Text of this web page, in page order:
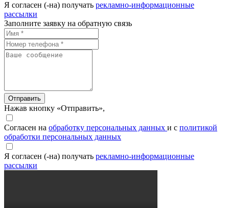
Я согласен (-на) получать рекламно-информационные
рассылки
Заполните заявку на обратную связь
Отправить
Нажав кнопку «Отправить»,
Согласен на обработку персональных данных и с политикой
обработки персональных данных
Я согласен (-на) получать рекламно-информационные
рассылки